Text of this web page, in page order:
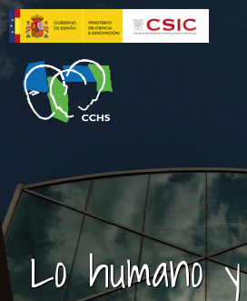
Skip
to
main
content
Lo humano